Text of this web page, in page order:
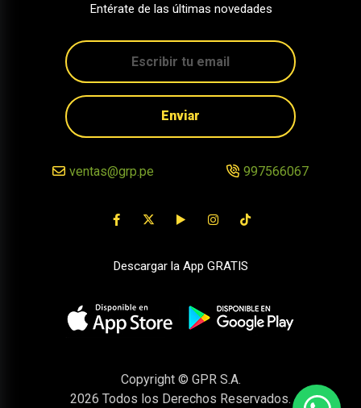
Entérate de las últimas novedades
Enviar
ventas@grp.pe 997566067
Descargar la App GRATIS
Copyright © GPR S.A.
2026 Todos los Derechos Reservados.